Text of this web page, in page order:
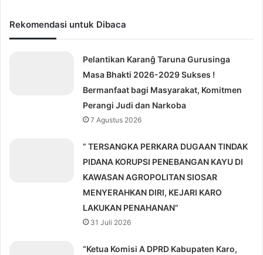
Rekomendasi untuk Dibaca
Pelantikan Karanĝ Taruna Gurusinga
Masa Bhakti 2026-2029 Sukses !
Bermanfaat bagi Masyarakat, Komitmen
Perangi Judi dan Narkoba
7 Agustus 2026
” TERSANGKA PERKARA DUGAAN TINDAK
PIDANA KORUPSI PENEBANGAN KAYU DI
KAWASAN AGROPOLITAN SIOSAR
MENYERAHKAN DIRI, KEJARI KARO
LAKUKAN PENAHANAN”
31 Juli 2026
“Ketua Komisi A DPRD Kabupaten Karo,